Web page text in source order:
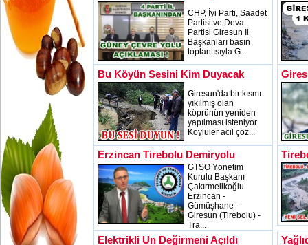
CHP, İyi Parti, Saadet
Partisi ve Deva
Partisi Giresun İl
Başkanları basın
toplantısıyla G...
Bu Köyün Sesini Kim Duyacak
Giresun'da bir kısmı
yıkılmış olan
köprünün yeniden
yapılması isteniyor.
Köylüler acil çöz...
Erzincan Tirebolu Demiryolu
GTSO Yönetim
Kurulu Başkanı
Çakırmelikoğlu
Erzincan -
Gümüşhane -
Giresun (Tirebolu) -
Tra...
Elektrikli Un Değirmeni Açıldı